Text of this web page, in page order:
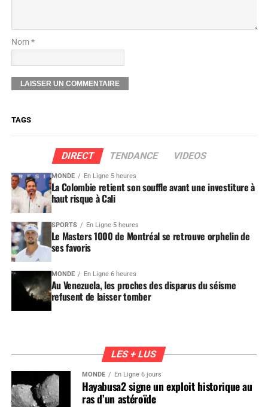
Nom *
TAGS
DIRECT TENDANCE VIDEOS
MONDE En Ligne 5 heures
La Colombie retient son souffle avant une investiture à
haut risque à Cali
SPORTS En Ligne 5 heures
Le Masters 1000 de Montréal se retrouve orphelin de
ses favoris
MONDE En Ligne 6 heures
Au Venezuela, les proches des disparus du séisme
refusent de laisser tomber
LES + LUS
MONDE En Ligne 6 jours
Hayabusa2 signe un exploit historique au
ras d’un astéroïde